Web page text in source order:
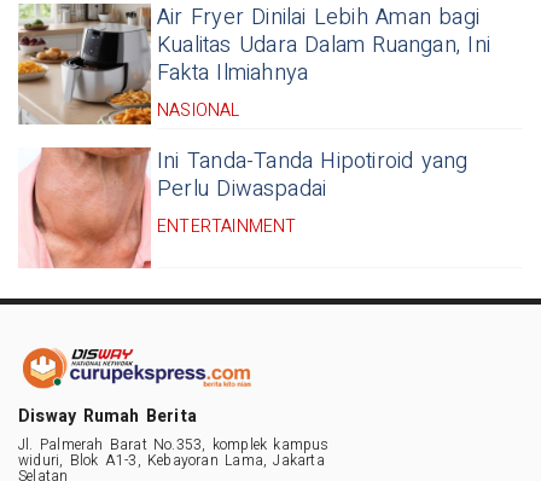
Air Fryer Dinilai Lebih Aman bagi
Kualitas Udara Dalam Ruangan, Ini
Fakta Ilmiahnya
NASIONAL
Ini Tanda-Tanda Hipotiroid yang
Perlu Diwaspadai
ENTERTAINMENT
Disway Rumah Berita
Jl. Palmerah Barat No.353, komplek kampus
widuri, Blok A1-3, Kebayoran Lama, Jakarta
Selatan